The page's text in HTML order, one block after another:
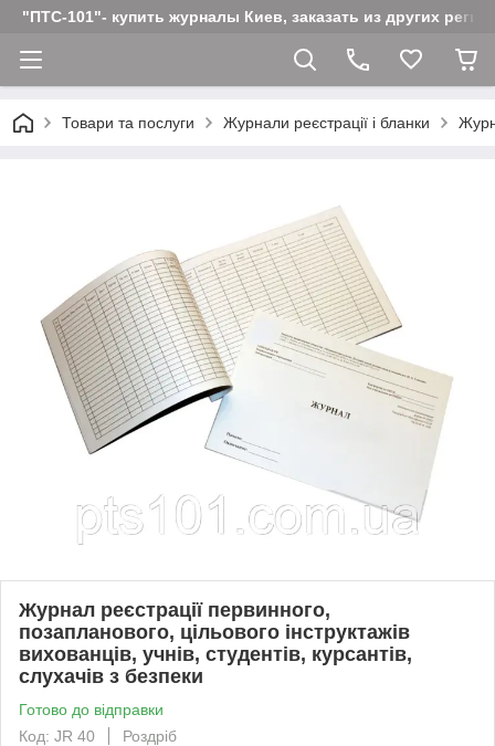
"ПТС-101"- купить журналы Киев, заказать из других
Товари та послуги Журнали реєстрації і бланки
Журнал реєстрації первинного,
позапланового, цільового інструктажів
вихованців, учнів, студентів, курсантів,
слухачів з безпеки
Готово до відправки
Код: JR 40
Роздріб